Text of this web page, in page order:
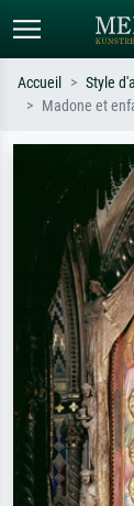
Recherchez par
ex. Monet,
impressionnisme,
Accueil Style
Madone et